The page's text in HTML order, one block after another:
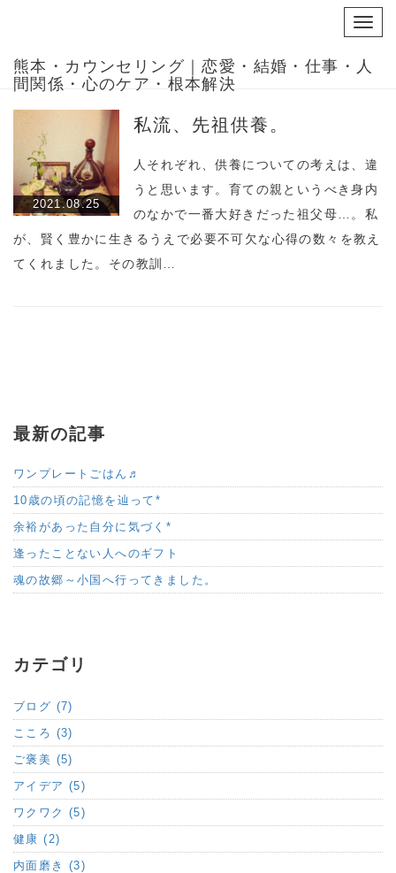
熊本・カウンセリング｜恋愛・結婚・仕事・人
間関係・心のケア・根本解決
2021.08.25
私流、先祖供養。
人それぞれ、供養についての考えは、違
うと思います。育ての親というべき身内
のなかで一番大好きだった祖父母…。私
が、賢く豊かに生きるうえで必要不可欠な心得の数々を教え
てくれました。その教訓…
最新の記事
ワンプレートごはん♬
10歳の頃の記憶を辿って*
余裕があった自分に気づく*
逢ったことない人へのギフト
魂の故郷～小国へ行ってきました。
カテゴリ
ブログ (7)
こころ (3)
ご褒美 (5)
アイデア (5)
ワクワク (5)
健康 (2)
内面磨き (3)